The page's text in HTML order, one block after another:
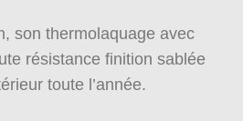
son thermolaquage avec
résistance finition sablée
toute l’année.